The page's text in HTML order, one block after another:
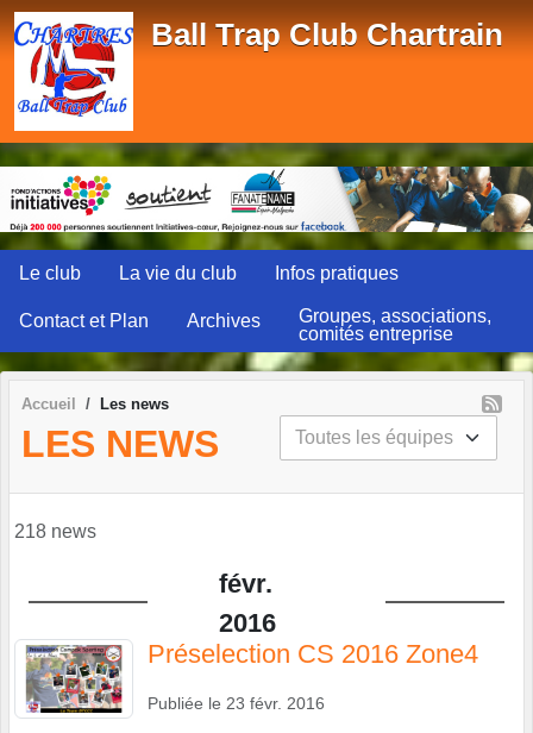
Ball Trap Club Chartrain
Le club La vie du club Infos pratiques
Contact et Plan Archives
Groupes, associations,
comités entreprise
Accueil Les news
LES NEWS
218 news
févr.
2016
Préselection CS 2016 Zone4
Publiée le 23 févr. 2016
Panneau de gestion des cookies